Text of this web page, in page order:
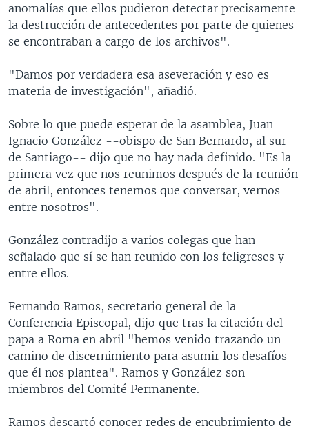
anomalías que ellos pudieron detectar precisamente
la destrucción de antecedentes por parte de quienes
se encontraban a cargo de los archivos".
"Damos por verdadera esa aseveración y eso es
materia de investigación", añadió.
Sobre lo que puede esperar de la asamblea, Juan
Ignacio González --obispo de San Bernardo, al sur
de Santiago-- dijo que no hay nada definido. "Es la
primera vez que nos reunimos después de la reunión
de abril, entonces tenemos que conversar, vernos
entre nosotros".
González contradijo a varios colegas que han
señalado que sí se han reunido con los feligreses y
entre ellos.
Fernando Ramos, secretario general de la
Conferencia Episcopal, dijo que tras la citación del
papa a Roma en abril "hemos venido trazando un
camino de discernimiento para asumir los desafíos
que él nos plantea". Ramos y González son
miembros del Comité Permanente.
Ramos descartó conocer redes de encubrimiento de